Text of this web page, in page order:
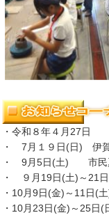
・令和８年４月27日
・ 7月１９日(日) 伊
・ 9月5日(土) 市民
・ ９月19日(土)～21
・10月9日(金)～11日
・10月23日(金)～25